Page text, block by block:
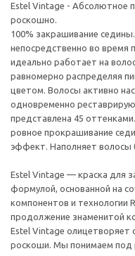
Estel Vintage - Абсолютное
роскошно.
100% закрашивание
непосредственно во время
идеально работает на
равномерно распределяя
цветом. Волосы активно
одновременно
представлена 45
ровное прокрашивание
эффект. Наполняет волосы
Estel Vintage — краска для
формулой, основанной на
компонентов и технологии
продолжение знаменитой
Estel Vintage
роскоши. Мы понимаем